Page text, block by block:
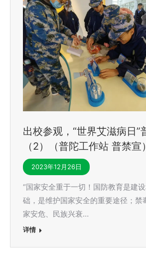
出校参观，“世界艾滋病日”
（2）（普陀工作站 普禁宣）
2023年12月26日
“国家安全重于一切！国防教育是建
础，是维护国家安全的重要途径；禁
家安危、民族兴衰…
详情